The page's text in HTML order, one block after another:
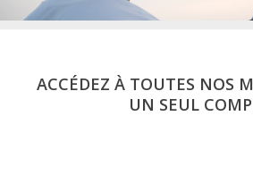
ACCÉDEZ À TOUTES NOS
UN SEUL